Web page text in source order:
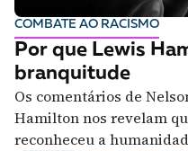
COMBATE AO RACISMO
Por que Lewis
branquitude
Os comentários de
Hamilton nos revelam
reconheceu a